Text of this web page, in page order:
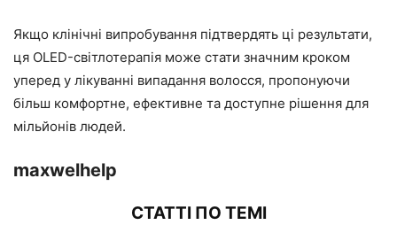
Якщо клінічні випробування підтвердять ці результати,
ця OLED-світлотерапія може стати значним кроком
уперед у лікуванні випадання волосся, пропонуючи
більш комфортне, ефективне та доступне рішення для
мільйонів людей.
maxwelhelp
СТАТТІ ПО ТЕМІ